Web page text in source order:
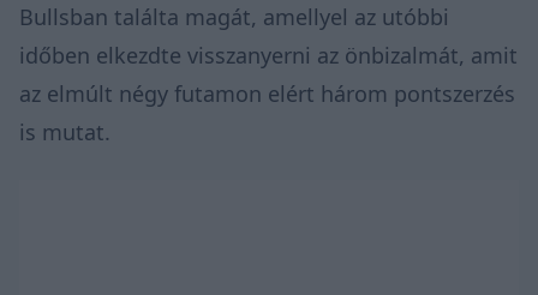
Bullsban találta magát, amellyel az utóbbi
időben elkezdte visszanyerni az önbizalmát, amit
az elmúlt négy futamon elért három pontszerzés
is mutat.